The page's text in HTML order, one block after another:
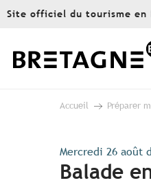
Aller
principal
Site officiel du tourisme en
Accueil Préparer
Mercredi 26 août
Balade